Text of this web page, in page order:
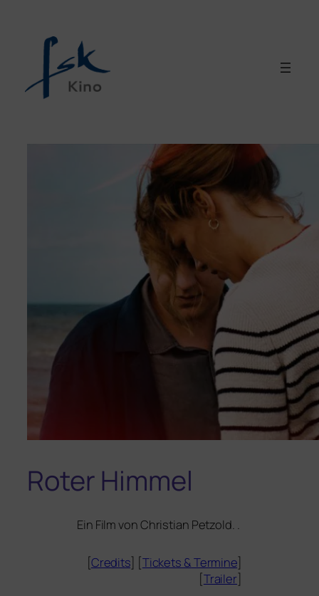
Roter Himmel
Ein Film von Christian Petzold. .
[Credits] [Tickets &Termine]
[Trailer]